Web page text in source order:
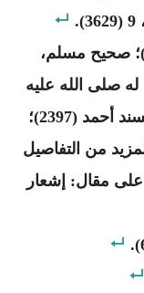
البخاري، الوضوء، 10 (143)؛ صحيح مسلم،
كما دعا له صلى الله عليه
وسلم بقوله ” وعلمه التأويل”، مسند أحمد (2397)؛
البداية والنهاية، 8/299. لمزيد من التفاصيل
مقال: إشعار